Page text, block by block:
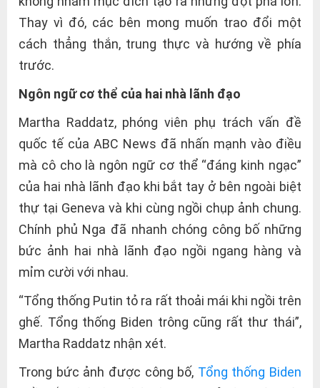
Thay vì đó, các bên mong muốn trao đổi một
cách thẳng thắn, trung thực và hướng về phía
trước.
Ngôn ngữ cơ thể của hai nhà lãnh đạo
Martha Raddatz, phóng viên phụ trách vấn đề
quốc tế của ABC News đã nhấn mạnh vào điều
mà cô cho là ngôn ngữ cơ thể “đáng kinh ngạc”
của hai nhà lãnh đạo khi bắt tay ở bên ngoài biệt
thự tại Geneva và khi cùng ngồi chụp ảnh chung.
Chính phủ Nga đã nhanh chóng công bố những
bức ảnh hai nhà lãnh đạo ngồi ngang hàng và
mỉm cười với nhau.
“Tổng thống Putin tỏ ra rất thoải mái khi ngồi trên
ghế. Tổng thống Biden trông cũng rất thư thái”,
Martha Raddatz nhận xét.
Trong bức ảnh được công bố, Tổng thống Biden